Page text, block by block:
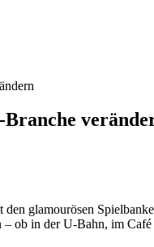
glamourösen
ob in der U-Bahn, im